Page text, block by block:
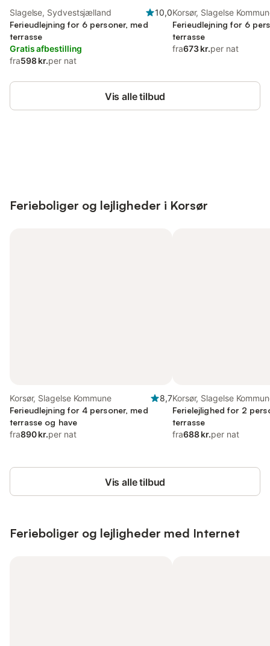
Slagelse, Sydvestsjælland
10,0
Ferieudlejning for 6 personer, med
terrasse
Gratis afbestilling
fra598 kr.per nat
Korsør, Slagelse
Ferieudlejning for 6
terrasse
fra673 kr.per nat
Vis alle tilbud
Ferieboliger og lejligheder i Korsør
Korsør, Slagelse Kommune
8,7
Ferieudlejning for 4 personer, med
terrasse og have
fra890 kr.per nat
Korsør, Slagelse
Ferielejlighed for 2
terrasse
fra688 kr.per nat
Vis alle tilbud
Ferieboliger og lejligheder med Internet